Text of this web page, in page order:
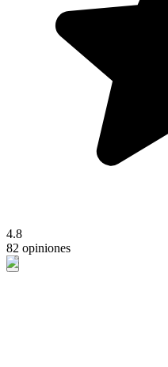
4.8
82 opiniones